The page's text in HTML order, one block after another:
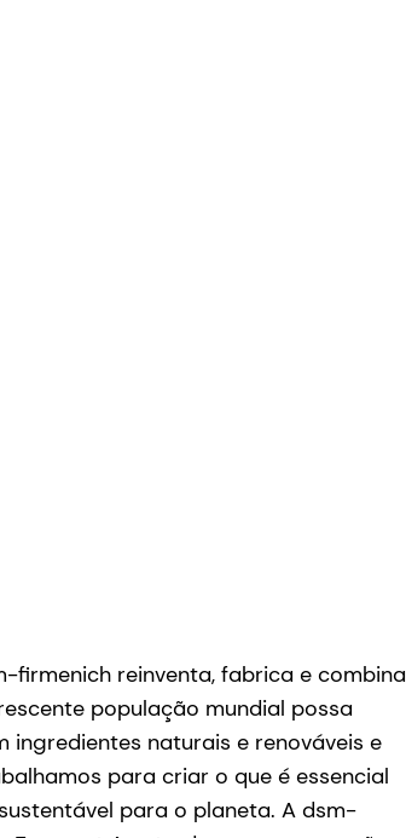
firmenich reinventa, fabrica e combina
população mundial possa
ingredientes naturais e renováveis e
para criar o que é essencial
para o planeta. A dsm-